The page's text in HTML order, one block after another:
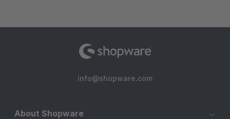
info@shopware.com
About Shopware